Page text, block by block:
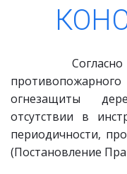
Согласно
огнезащиты
отсутствии в
периодичности,
(Постановление